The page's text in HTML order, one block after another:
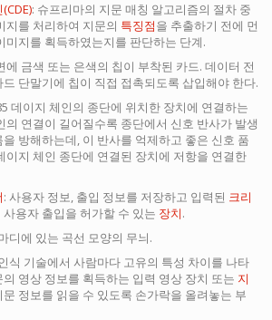
: 슈프리마의 지문 매칭 알고리즘의 절차 중
지를 처리하여 지문의 특징점을 추출하기 전에 먼
미지를 획득하였는지를 판단하는 단계.
에 금색 또는 은색의 칩이 부착된 카드. 데이터 전
단말기에 칩이 직접 접촉되도록 삽입해야 한다.
데이지 체인의 종단에 위치한 장치에 연결하는
의 연결이 길어질수록 종단에서 신호 반사가 발생
방해하는데, 이 반사를 억제하고 좋은 신호 품
이지 체인 종단에 연결된 장치에 저항을 연결한
: 사용자 정보, 출입 정보를 저장하고 입력된 크리
사용자 출입을 허가할 수 있는 장치.
디에 있는 곡선 모양의 무늬.
식 기술에서 사람마다 고유의 특성 차이를 나타
영상 정보를 획득하는 입력 영상 장치 또는 지
문 정보를 읽을 수 있도록 손가락을 올려놓는 부